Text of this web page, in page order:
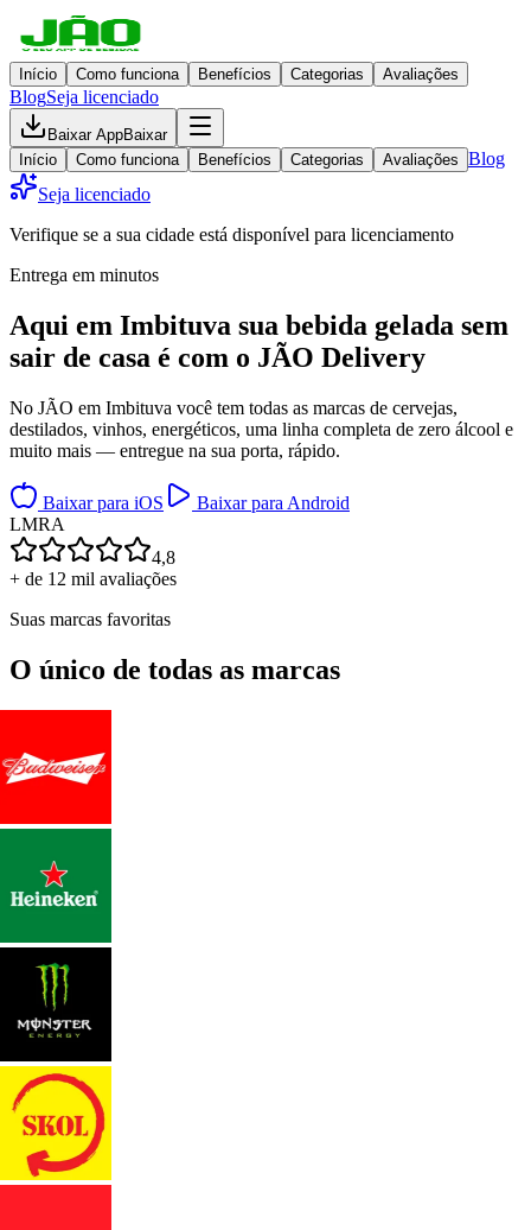
Início Como funciona Benefícios Categorias Avaliações
BlogSeja licenciado
Baixar AppBaixar
Início
Como funciona Benefícios Categorias Avaliações Blog
Seja licenciado
Verifique se a sua cidade está disponível para licenciamento
Entrega em minutos
Aqui em Imbituva sua bebida gelada sem
sair de casa é com o JÃO Delivery
No JÃO em Imbituva você tem todas as marcas de cervejas,
destilados, vinhos, energéticos, uma linha completa de zero álcool e
muito mais — entregue na sua porta, rápido.
Baixar para iOS
Baixar para Android
LMRA
4,8
+ de 12 mil avaliações
Suas marcas favoritas
O único de todas as marcas